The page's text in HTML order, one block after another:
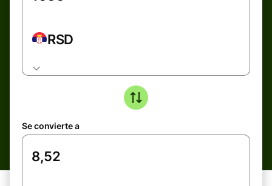
RSD
Se convierte a